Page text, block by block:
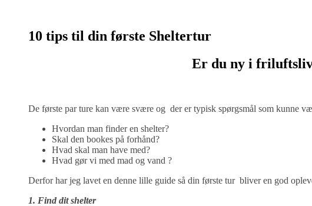
10 tips til din første Sheltertur
Er du ny i
De første par ture kan være svære og der er typisk spørgsmål som kunne
Hvordan man finder en shelter?
Skal den bookes på forhånd?
Hvad skal man have med?
Hvad gør vi med mad og vand ?
Derfor har jeg lavet en denne lille guide så din første tur bliver en god
1. Find dit shelter